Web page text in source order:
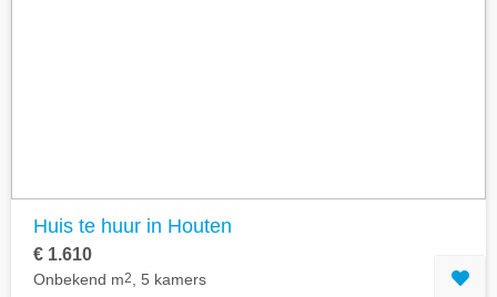
Huis te huur in Houten
€ 1.610
Onbekend m2 , 5 kamers